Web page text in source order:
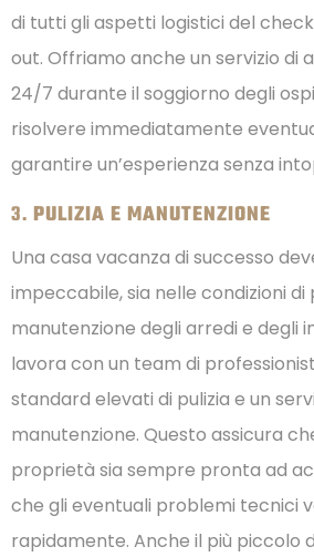
di tutti gli aspetti logistici del
out. Offriamo anche un servizio di
24/7 durante il soggiorno degli
risolvere immediatamente
garantire un’esperienza senza
3. PULIZIA E MANUTENZIONE
Una casa vacanza di successo
impeccabile, sia nelle condizioni di
manutenzione degli arredi e degli
lavora con un team di
standard elevati di pulizia e un
manutenzione. Questo assicura
proprietà sia sempre pronta ad
che gli eventuali problemi tecnici
rapidamente. Anche il più piccolo